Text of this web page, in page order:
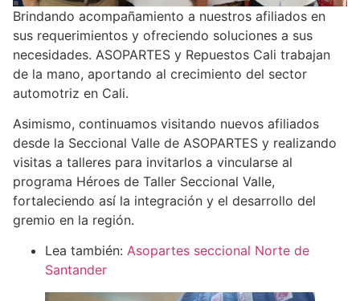
Brindando acompañamiento a nuestros afiliados en
sus requerimientos y ofreciendo soluciones a sus
necesidades. ASOPARTES y Repuestos Cali trabajan
de la mano, aportando al crecimiento del sector
automotriz en Cali.
Asimismo, continuamos visitando nuevos afiliados
desde la Seccional Valle de ASOPARTES y realizando
visitas a talleres para invitarlos a vincularse al
programa Héroes de Taller Seccional Valle,
fortaleciendo así la integración y el desarrollo del
gremio en la región.
Lea también: Asopartes seccional Norte de
Santander